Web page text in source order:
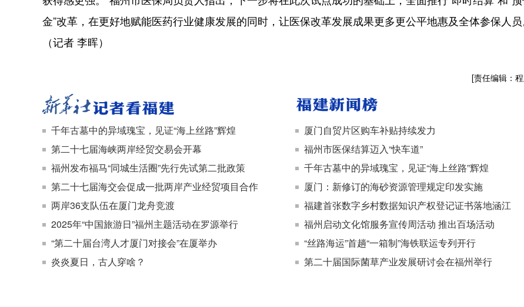
金”改革，在更好地赋能医药行业健康发展的同时，让医保改革发展成果更多更公平地惠及全体参保人员
（记者 李晖）
[责任编辑：
千年古墓中的异域瑰宝，见证“海上丝路”辉煌
第二十七届海峡两岸经贸交易会开幕
福州发布福马“同城生活圈”先行先试第二批政策
第二十七届海交会促成一批两岸产业经贸项目合作
两岸36支队伍在厦门龙舟竞渡
2025年“中国旅游日”福州主题活动在罗源举行
“第二十届台湾人才厦门对接会”在厦举办
炎炎夏日，古人穿啥？
厦门自贸片区购车补贴持续发力
福州市医保结算迈入“快车道”
千年古墓中的异域瑰宝，见证“海上丝路”辉煌
厦门：新修订的海砂资源管理规定印发实施
福建首张数字乡村数据知识产权登记证书落地涵江
福州启动文化馆服务宣传周活动 推出百场活动
“丝路海运”首趟“一箱制”海铁联运专列开行
第二十届国际菌草产业发展研讨会在福州举行